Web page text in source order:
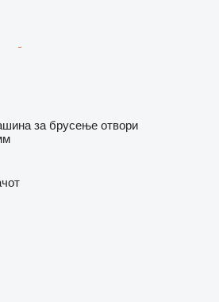
за брусење отвори